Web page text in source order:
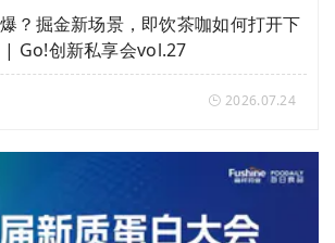
？掘金新场景，即饮茶咖如何打开下
| Go!创新私享会vol.27
2026.07.24